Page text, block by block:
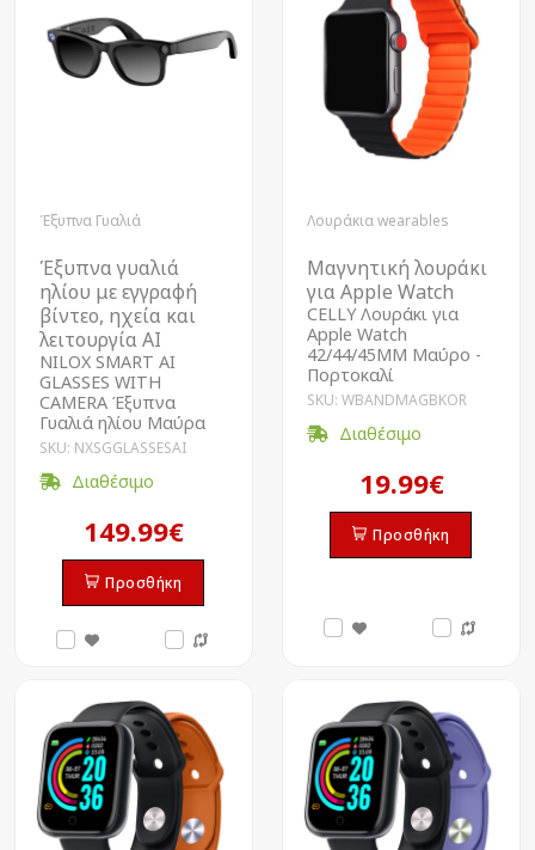
Έξυπνα Γυαλιά
Έξυπνα γυαλιά
ηλίου με εγγραφή
βίντεο, ηχεία και
λειτουργία ΑΙ
NILOX SMART AI
GLASSES WITH
CAMERA Έξυπνα
Γυαλιά ηλίου Μαύρα
SKU: NXSGGLASSESAI
Διαθέσιμο
149.99€
Προσθήκη
Λουράκια wearables
Μαγνητική λουράκι
για Apple Watch
CELLY Λουράκι για
Apple Watch
42/44/45MM Μαύρο -
Πορτοκαλί
SKU: WBANDMAGBKOR
Διαθέσιμο
19.99€
Προσθήκη